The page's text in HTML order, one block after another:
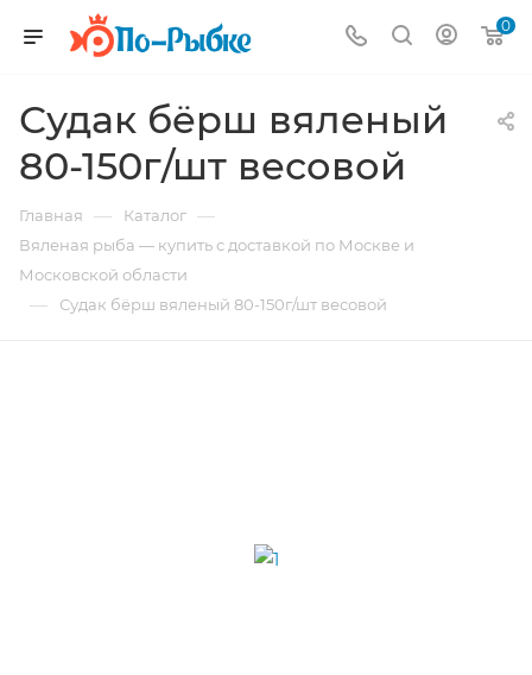
0
Судак бёрш вяленый
80-150г/шт весовой
Главная — Каталог —
Вяленая рыба — купить с доставкой по Москве и
Московской области
— Судак бёрш вяленый 80-150г/шт весовой